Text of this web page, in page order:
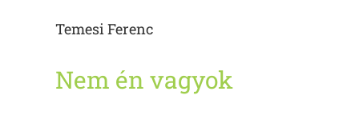
Temesi Ferenc
Nem én vagyok